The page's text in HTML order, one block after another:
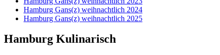
Hamburg Gans(z) weihnachtlich 2024
Hamburg Gans(z) weihnachtlich 2025
Hamburg Kulinarisch